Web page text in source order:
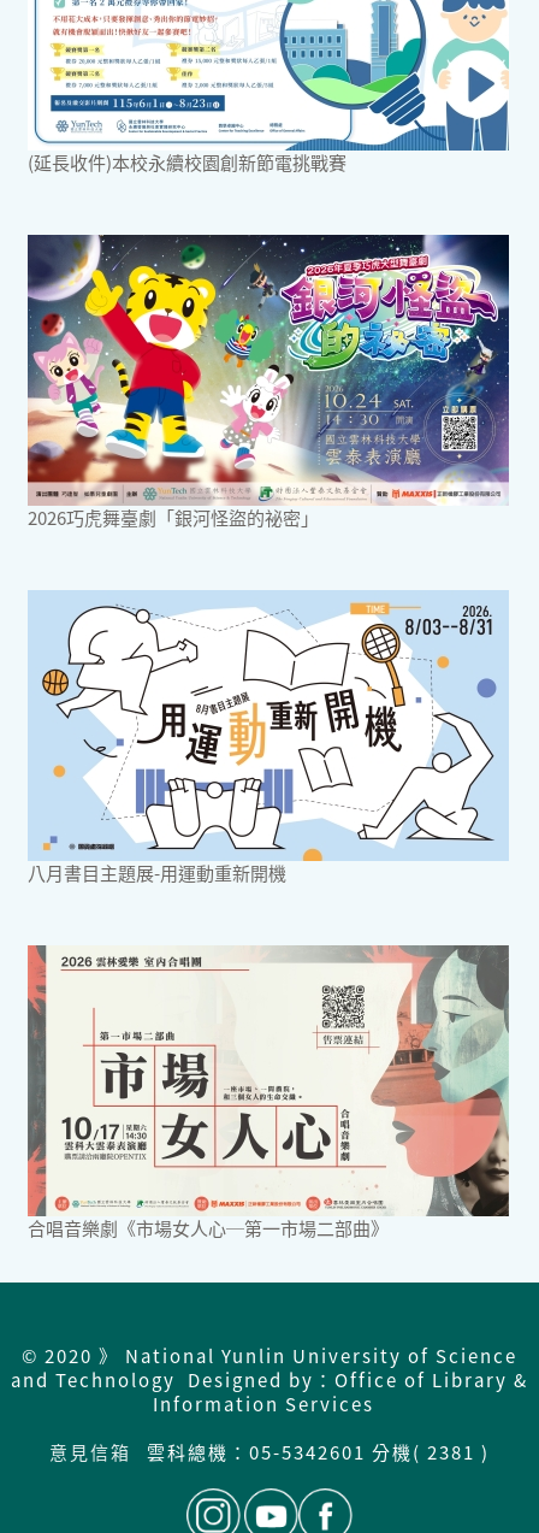
(延長收件)本校永續校園創新節電挑戰賽
2026巧虎舞臺劇「銀河怪盜的祕密」
八月書目主題展-用運動重新開機
合唱音樂劇《市場女人心─第一市場二部曲》
© 2020 》 National Yunlin University of Science
and Technology Designed by：Office of Library &
Information Services
意見信箱
雲科總機： 05-5342601 分機( 2381 )